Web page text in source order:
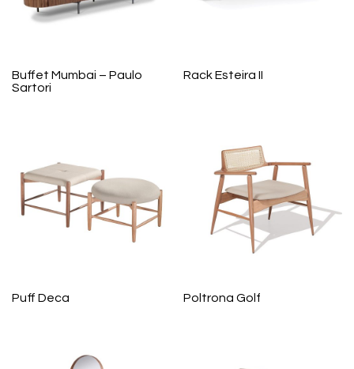
Buffet Mumbai – Paulo
Sartori
Rack Esteira II
Puff Deca Poltrona Golf